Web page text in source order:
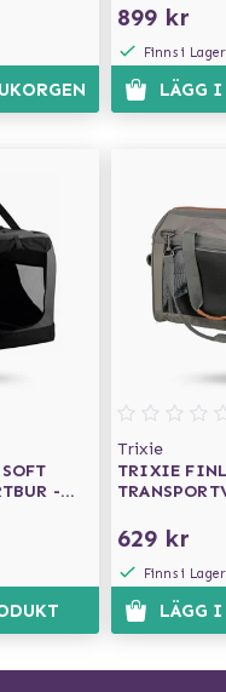
899 kr
Finns i Lager
LÄGG I
-
Trixie
TRIXIE
629 kr
Finns i Lager
LÄGG I